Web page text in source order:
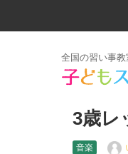
全国の習い事教
3歳レ
音楽